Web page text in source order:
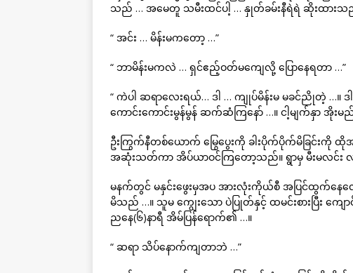
သည် … အမေတူ သမီးထင်ပါ့ … နှုတ်ခမ်းနီရဲရဲ ဆိုးထားသ
“ အင်း … မိန်းမကတော့ …”
“ ဘာမိန်းမကလဲ … ရှင်ဧည့်ဝတ်မကျေလို့ ပြောနေရတာ …”
“ ကဲပါ ဆရာလေးရယ်… ဒါ … ကျုပ်မိန်းမ မခင်ညိုတဲ့ …။
ကောင်းကောင်းမွန်မွန် ဆက်ဆံကြနော် …။ ငါ့မျက်နှာ အိုး
ဦးကြွက်နီတစ်ယောက် မြွေပွေးကို ခါးပိုက်ပိုက်မိခြင်းကို ထို
အဆုံးသတ်ကာ အိပ်ယာဝင်ကြတော့သည်။ ရွာမှ မီးမလင်
မနက်တွင် မနှင်းဖွေးမှအပ အားလုံးကိုယ်စီ အပြင်ထွက်
မိသည် …။ သူမ ကျွေးသော ပဲပြုတ်နှင့် ထမင်းစားပြီး က
ညနေ(၆)နာရီ အိမ်ပြန်ရောက်၏ …။
“ ဆရာ သိပ်နောက်ကျတာဘဲ …”